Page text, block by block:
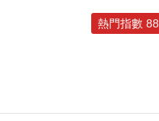
熱門指數 88